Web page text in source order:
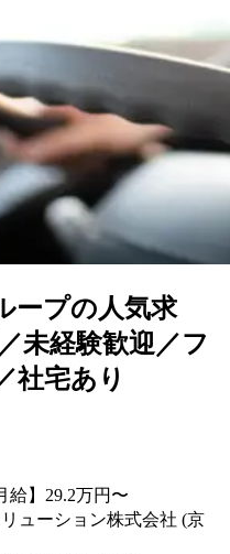
ープの人気求
未経験歓迎／フ
社宅あり
給】29.2万円〜
ューション株式会社 (京